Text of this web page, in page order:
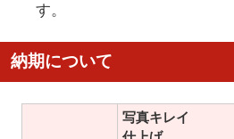
す。
納期について
写真キレイ